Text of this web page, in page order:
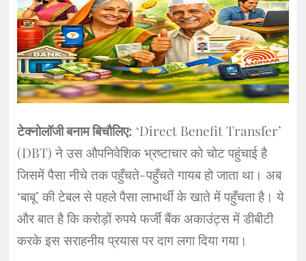
टेक्नोलॉजी बनाम बिचौलिए: ‘Direct Benefit Transfer’
(DBT) ने उस औपनिवेशिक भ्रष्टाचार को चोट पहुंचाई है
जिसमें पैसा नीचे तक पहुँचते-पहुँचते गायब हो जाता था। अब
‘बाबू’ की टेबल से पहले पैसा लाभार्थी के खाते में पहुँचता है। ये
और बात है कि करोड़ों रुपये फर्जी बैंक अकाउंट्स में डीबीटी
करके इस सराहनीय प्रयास पर दाग लगा दिया गया।